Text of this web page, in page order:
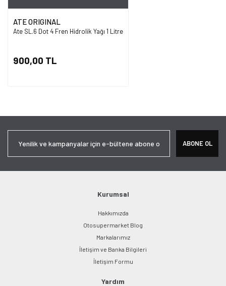
ATE ORIGINAL
Ate SL.6 Dot 4 Fren Hidrolik Yağı 1 Litre
900,00 TL
ABONE OL
Kurumsal
Hakkımızda
Otosupermarket Blog
Markalarımız
İletişim ve Banka Bilgileri
İletişim Formu
Yardım